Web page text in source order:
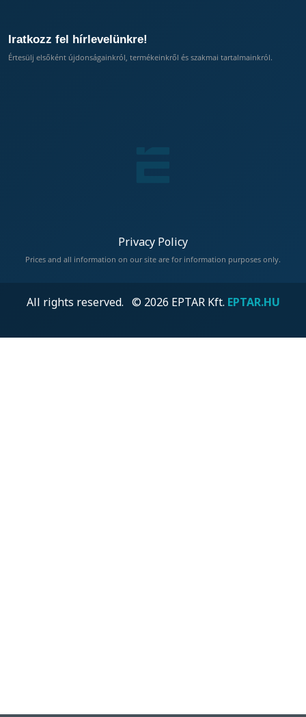
Iratkozz fel hírlevelünkre!
Értesülj elsőként újdonságainkról, termékeinkről és szakmai tartalmainkról.
Privacy Policy
Prices and all information on our site are for information purposes only.
All rights reserved. © 2026 EPTAR Kft. EPTAR.HU